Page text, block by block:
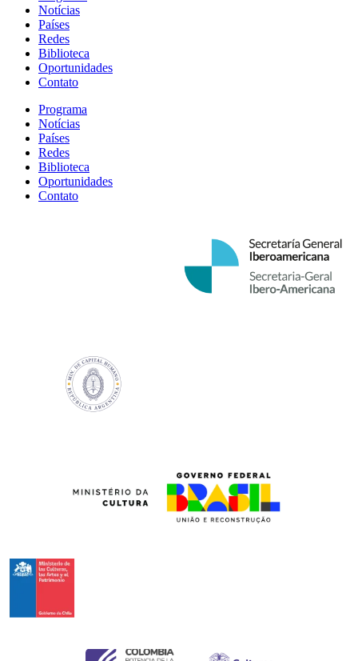
Notícias
Países
Redes
Biblioteca
Oportunidades
Contato
Programa
Notícias
Países
Redes
Biblioteca
Oportunidades
Contato